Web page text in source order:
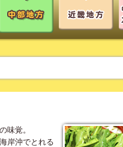
味覚。
岸沖でとれる